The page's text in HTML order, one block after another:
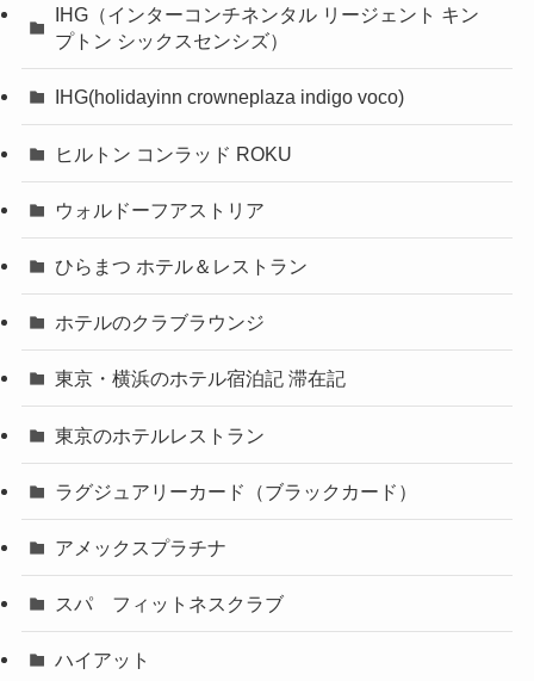
IHG（インターコンチネンタル リージェント キン
プトン シックスセンシズ）
IHG(holidayinn crowneplaza indigo voco)
ヒルトン コンラッド ROKU
ウォルドーフアストリア
ひらまつ ホテル＆レストラン
ホテルのクラブラウンジ
東京・横浜のホテル宿泊記 滞在記
東京のホテルレストラン
ラグジュアリーカード（ブラックカード）
アメックスプラチナ
スパ フィットネスクラブ
ハイアット